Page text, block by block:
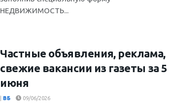
НЕДВИЖИМОСТЬ...
Частные объявления, реклама,
свежие вакансии из газеты за 5
июня
ВБ 09/06/2026